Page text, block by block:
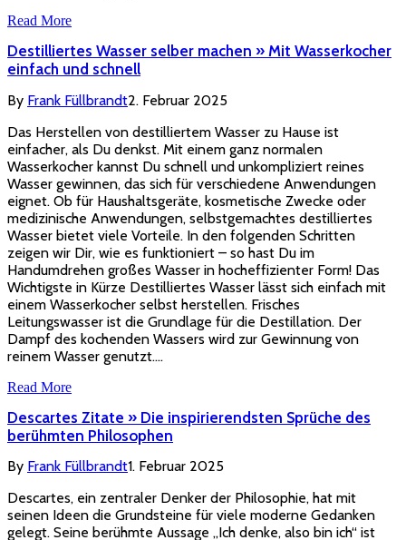
Read More
Destilliertes Wasser selber machen » Mit Wasserkocher
einfach und schnell
By Frank Füllbrandt2. Februar 2025
Das Herstellen von destilliertem Wasser zu Hause ist
einfacher, als Du denkst. Mit einem ganz normalen
Wasserkocher kannst Du schnell und unkompliziert reines
Wasser gewinnen, das sich für verschiedene Anwendungen
eignet. Ob für Haushaltsgeräte, kosmetische Zwecke oder
medizinische Anwendungen, selbstgemachtes destilliertes
Wasser bietet viele Vorteile. In den folgenden Schritten
zeigen wir Dir, wie es funktioniert – so hast Du im
Handumdrehen großes Wasser in hocheffizienter Form! Das
Wichtigste in Kürze Destilliertes Wasser lässt sich einfach mit
einem Wasserkocher selbst herstellen. Frisches
Leitungswasser ist die Grundlage für die Destillation. Der
Dampf des kochenden Wassers wird zur Gewinnung von
reinem Wasser genutzt.…
Read More
Descartes Zitate » Die inspirierendsten Sprüche des
berühmten Philosophen
By Frank Füllbrandt1. Februar 2025
Descartes, ein zentraler Denker der Philosophie, hat mit
seinen Ideen die Grundsteine für viele moderne Gedanken
gelegt. Seine berühmte Aussage „Ich denke, also bin ich“ ist